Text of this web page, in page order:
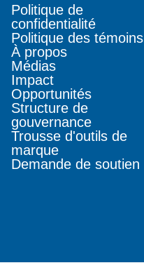
Politique de
confidentialité
Politique des témoins
À propos
Médias
Impact
Opportunités
Structure de
gouvernance
Trousse d'outils de
marque
Demande de soutien